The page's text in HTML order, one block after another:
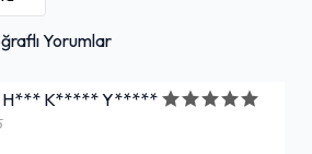
Yorumlar
K***** Y*****